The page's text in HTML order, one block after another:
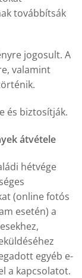
továbbítsák
jogosult. A
valamint
és biztosítják.
átvétele
hétvége
(online fotós
esetén) a
egyéb e-
a kapcsolatot.